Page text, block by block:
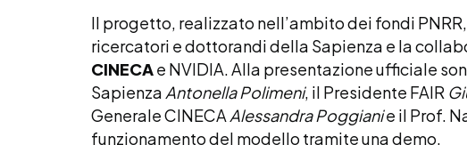
Il progetto, realizzato nell’ambito dei fondi
ricercatori e dottorandi della Sapienza e la
CINECAe NVIDIA. Alla presentazione ufficiale
Sapienza Antonella Polimeni, il Presidente FAIR
Generale CINECA Alessandra Poggianie il Prof.
funzionamento del modello tramite una demo.